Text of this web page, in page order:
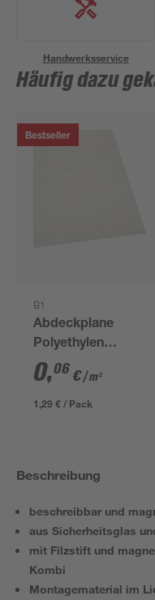
Handwerksservice
Häufig dazu
Bestseller
B1
Abdeckplane
Polyethylen
transparent 4 x 5 m
0,06 €/ m²
1,29 € / Pack
Beschreibung
beschreibbar und
aus Sicherheitsglas
mit Filzstift und
Kombi
Montagematerial im